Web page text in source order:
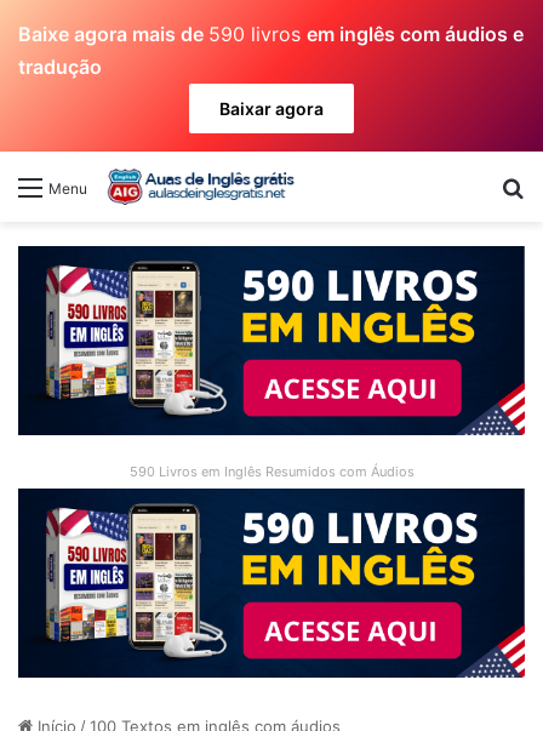
Baixe agora mais de 590 livros em inglês com áudios e
tradução
Baixar agora
Menu
590 Livros em Inglês Resumidos com Áudios
Início /100 Textos em inglês com áudios